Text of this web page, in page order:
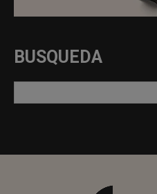
BUSQUEDA